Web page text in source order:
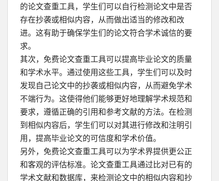
的论文查重工具，学生们可以自行检测论文中是否
存在抄袭或相似内容，从而做出适当的修改和改
进。这有助于确保学生们的论文符合学术诚信的要
求。
其次，免费论文查重工具可以提高毕业论文的质量
和学术水平。通过使用这些工具，学生们可以及时
发现自己论文中的抄袭或相似内容，从而避免学术
不端行为。这使得他们能够更好地理解学术规范和
要求，遵循正确的引用和参考文献的方法。在检测
到相似内容后，学生们可以对其进行修改和注明引
用，提高毕业论文的可信度和学术价值。
另外，免费论文查重工具可以为学术界提供更公正
和客观的评估标准。论文查重工具通过比对已有的
学术文献和数据库，来检测论文中的相似内容和抄